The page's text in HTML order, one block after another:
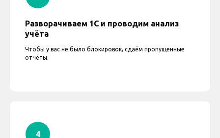
Разворачиваем 1С и проводим анализ
учёта
Чтобы у вас не было блокировок, сдаём пропущенные
отчёты.